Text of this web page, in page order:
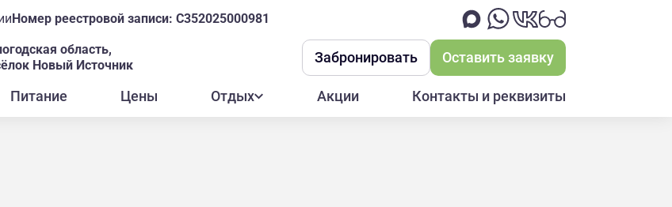
Номер реестровой записи: С352025000981
область,
Новый Источник
Забронировать Оставить заявку
Питание Цены Отдых Акции Контакты и реквизиты
МАСЛА